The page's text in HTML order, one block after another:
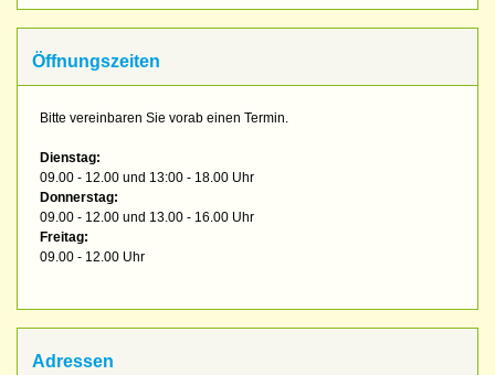
Öffnungszeiten
Bitte vereinbaren Sie vorab einen Termin.
Dienstag:
09.00 - 12.00 und 13:00 - 18.00 Uhr
Donnerstag:
09.00 - 12.00 und 13.00 - 16.00 Uhr
Freitag:
09.00 - 12.00 Uhr
Adressen